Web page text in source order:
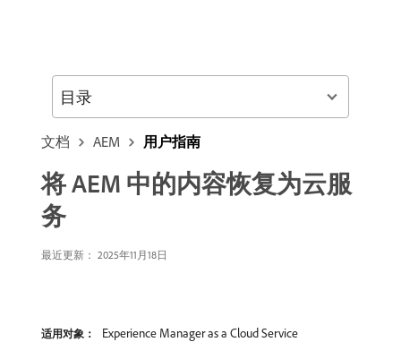
文档 AEM 用户指南
将 AEM 中的内容恢复为云服
务
最近更新： 2025年11月18日
适用对象： Experience Manager as a Cloud Service
目录